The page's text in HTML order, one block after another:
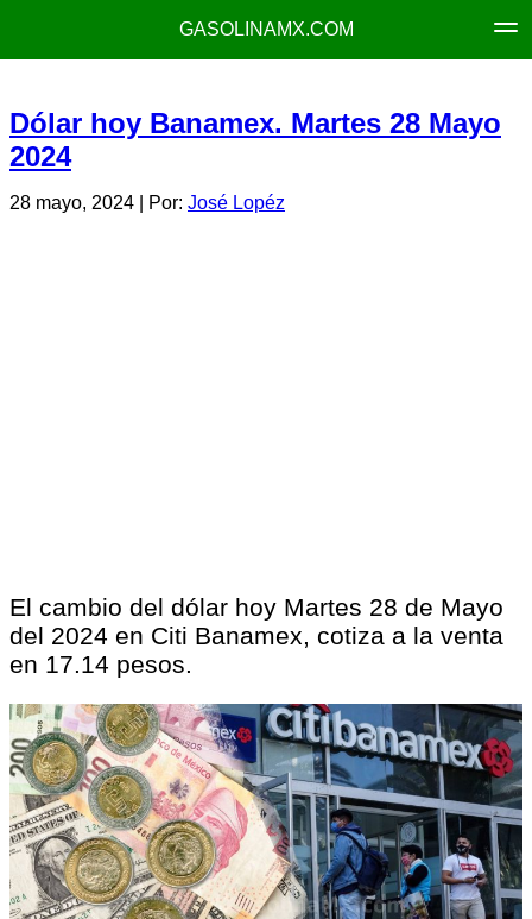
GASOLINAMX.COM
Dólar hoy Banamex. Martes 28 Mayo
2024
28 mayo, 2024 | Por: José Lopéz
El cambio del dólar hoy Martes 28 de Mayo
del 2024 en Citi Banamex, cotiza a la venta
en 17.14 pesos.